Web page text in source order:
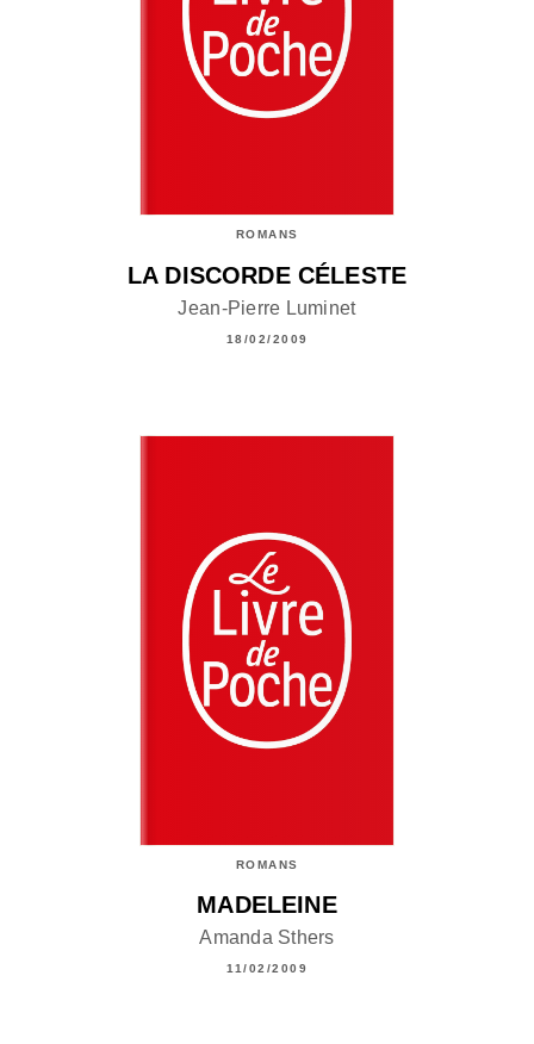
ROMANS
LA DISCORDE CÉLESTE
Jean-Pierre Luminet
18/02/2009
ROMANS
MADELEINE
Amanda Sthers
11/02/2009